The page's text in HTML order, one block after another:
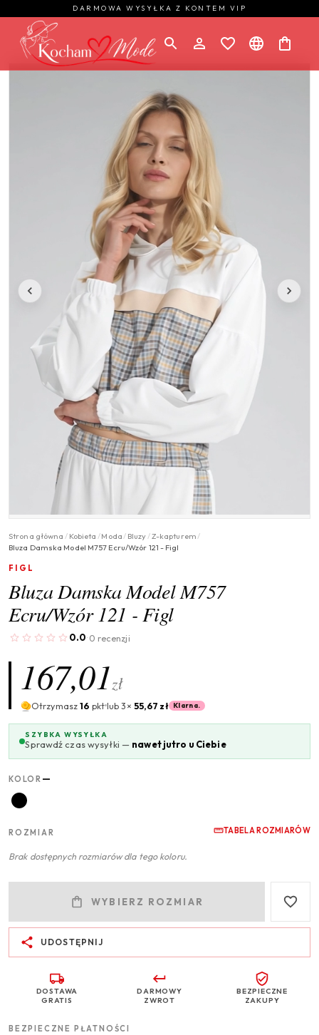
DARMOWA WYSYŁKA Z KONTEM VIP
Strona główna / Kobieta /Moda/ Bluzy/Z-kapturem/
Bluza Damska Model M757 Ecru/Wzór 121 - Figl
FIGL
Bluza Damska Model M757
Ecru/Wzór 121 - Figl
0.0· 0 recenzji
167,01zł
Otrzymasz16 pktlub 3× 55,67 zł Klarna.
SZYBKA WYSYŁKA
Sprawdź czas wysyłki — nawet jutro u Ciebie
KOLOR —
ROZMIAR TABELA ROZMIARÓW
Brak dostępnych rozmiarów dla tego koloru.
WYBIERZ ROZMIAR
UDOSTĘPNIJ
DOSTAWA
GRATIS
DARMOWY
ZWROT
BEZPIECZNE
ZAKUPY
BEZPIECZNE PŁATNOŚCI